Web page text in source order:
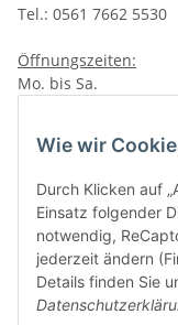
Wie wir
Durch Klicken auf
Einsatz folgender
notwendig,
jederzeit ändern
Details finden Sie
Tel.: 0561 7662 5530
Öffnungszeiten:
Mo. bis Sa.
VAPERZ Vellmar
Lange Wender 7
34246 Vellmar
Zu Google Maps
Tel.: 0561 9885 9996